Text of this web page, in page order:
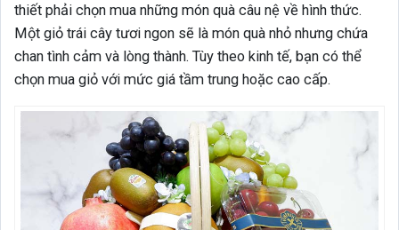
thiết phải chọn mua những món quà câu nệ về hình thức.
Một giỏ trái cây tươi ngon sẽ là món quà nhỏ nhưng chứa
chan tình cảm và lòng thành. Tùy theo kinh tế, bạn có thể
chọn mua giỏ với mức giá tầm trung hoặc cao cấp.